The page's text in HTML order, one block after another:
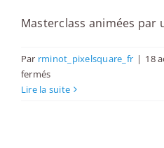
Masterclass animées par
Par rminot_pixelsquare_fr | 18
ferméssur
Masterclass
Lire la suite